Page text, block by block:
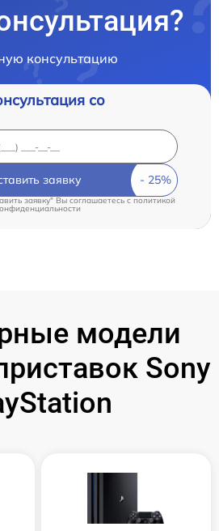
консультацию
со
заявку
заявку" Вы соглашаетесь cполитикой
модели
Sony